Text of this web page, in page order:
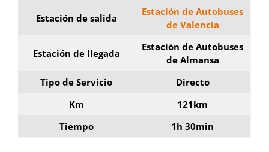
Estación de salida
Estación de Autobuses
de Valencia
Estación de llegada
Estación de Autobuses
de Almansa
Tipo de Servicio
Directo
Km
121km
Tiempo
1h 30min